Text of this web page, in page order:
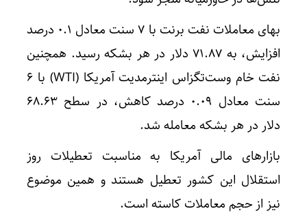
بهای معاملات نفت برنت با ۷ سنت معادل ۰.۱ درصد
افزایش، به ۷۱.۸۷ دلار در هر بشکه رسید. همچنین
نفت خام وست‌تگزاس اینترمدیت آمریکا (WTI) با ۶
سنت معادل ۰.۰۹ درصد کاهش، در سطح ۶۸.۶۳
دلار در هر بشکه معامله شد.
بازارهای مالی آمریکا به مناسبت تعطیلات روز
استقلال این کشور تعطیل هستند و همین موضوع
نیز از حجم معاملات کاسته است.